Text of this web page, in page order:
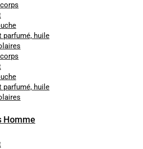
parfumé, huile
parfumé, huile
Homme